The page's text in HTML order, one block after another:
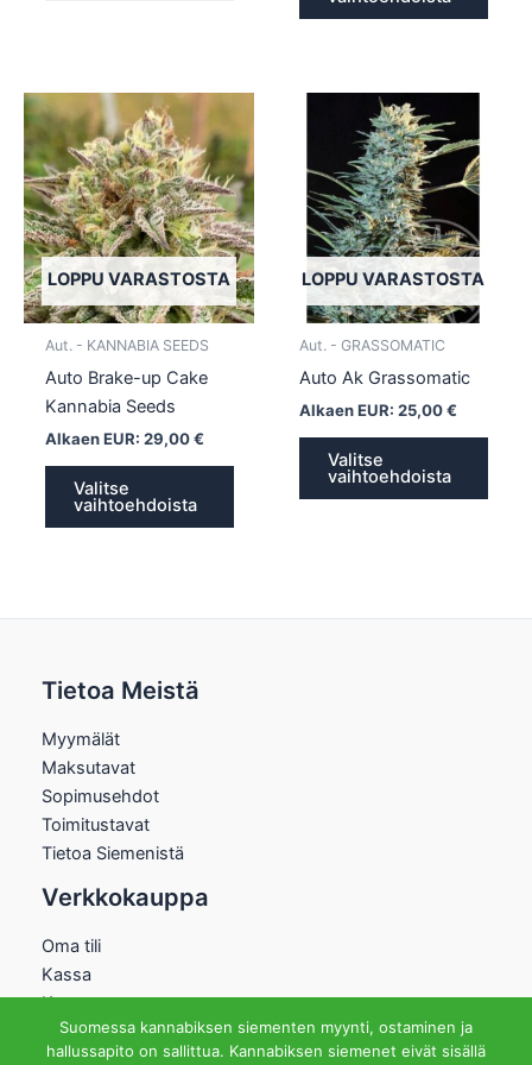
LOPPU VARASTOSTA
Aut. - KANNABIA SEEDS
Auto Brake-up Cake
Kannabia Seeds
Alkaen EUR: 29,00€
Valitse
vaihtoehdoista
tuotteella
on
useampi
muunnelma.
Voit
tehdä
valinnat
LOPPU VARASTOSTA
Aut. - GRASSOMATIC
Auto Ak Grassomatic
Alkaen EUR: 25,00€
Valitse
vaihtoehdoista
Tietoa Meistä
Myymälät
Maksutavat
Sopimusehdot
Toimitustavat
Tietoa Siemenistä
Verkkokauppa
Oma tili
Kassa
Kauppa
Ostoskori
Suomessa kannabiksen siementen myynti, ostaminen ja
hallussapito on sallittua. Kannabiksen siemenet eivät sisällä